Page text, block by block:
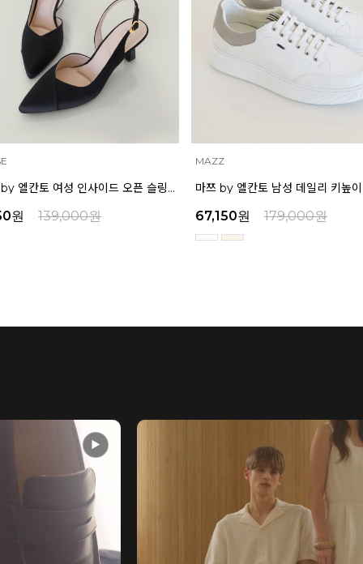
인텐스 by 엘칸토 여성 인사이드 오픈 슬링백 7cm LCWO43I613
원 139,000원
MAZZ
67,150원 179,000원
▶